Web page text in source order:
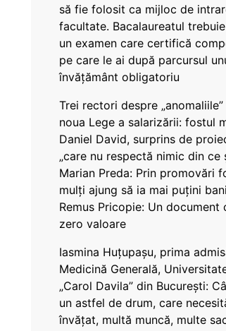
să fie folosit ca mijloc de
facultate. Bacalaureatul
un examen care certifică
pe care le ai după parcursul
învățământ obligatoriu
Trei rectori despre
noua Lege a salarizării: fostul
Daniel David, surprins de
„care nu respectă nimic din ce
Marian Preda: Prin promovări
mulți ajung să ia mai puțini
Remus Pricopie: Un document
zero valoare
Iasmina Huțupașu, prima
Medicină Generală,
„Carol Davila” din București:
un astfel de drum, care
învățat, multă muncă, multe